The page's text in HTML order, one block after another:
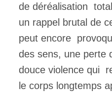
de déréalisation
un rappel brutal de
peut encore
des sens, une perte
douce violence qui
le corps longtemps